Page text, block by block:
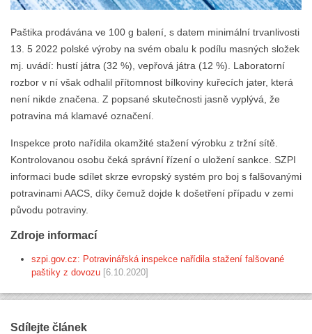
Paštika prodávána ve 100 g balení, s datem minimální trvanlivosti
13. 5 2022 polské výroby na svém obalu k podílu masných složek
mj. uvádí: hustí játra (32 %), vepřová játra (12 %). Laboratorní
rozbor v ní však odhalil přítomnost bílkoviny kuřecích jater, která
není nikde značena. Z popsané skutečnosti jasně vyplývá, že
potravina má klamavé označení.
Inspekce proto nařídila okamžité stažení výrobku z tržní sítě.
Kontrolovanou osobu čeká správní řízení o uložení sankce. SZPI
informaci bude sdílet skrze evropský systém pro boj s falšovanými
potravinami AACS, díky čemuž dojde k došetření případu v zemi
původu potraviny.
Zdroje informací
szpi.gov.cz: Potravinářská inspekce nařídila stažení falšované
paštiky z dovozu [6.10.2020]
Sdílejte článek